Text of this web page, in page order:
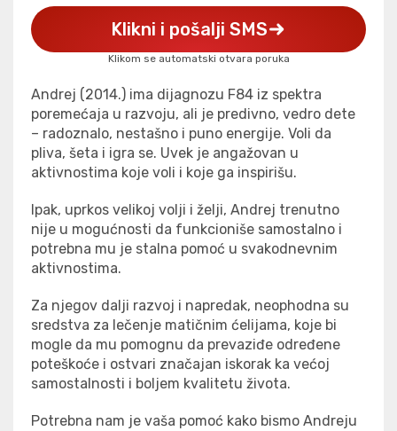
Klikni i pošalji SMS
Klikom se automatski otvara poruka
Andrej (2014.) ima dijagnozu F84 iz spektra
poremećaja u razvoju, ali je predivno, vedro dete
– radoznalo, nestašno i puno energije. Voli da
pliva, šeta i igra se. Uvek je angažovan u
aktivnostima koje voli i koje ga inspirišu.
Ipak, uprkos velikoj volji i želji, Andrej trenutno
nije u mogućnosti da funkcioniše samostalno i
potrebna mu je stalna pomoć u svakodnevnim
aktivnostima.
Za njegov dalji razvoj i napredak, neophodna su
sredstva za lečenje matičnim ćelijama, koje bi
mogle da mu pomognu da prevaziđe određene
poteškoće i ostvari značajan iskorak ka većoj
samostalnosti i boljem kvalitetu života.
Potrebna nam je vaša pomoć kako bismo Andreju